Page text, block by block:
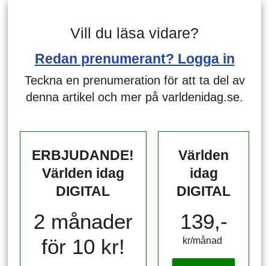
Vill du läsa vidare?
Redan prenumerant? Logga in
Teckna en prenumeration för att ta del av
denna artikel och mer på varldenidag.se.
ERBJUDANDE!
Världen idag
DIGITAL
2 månader
för 10 kr!
Världen
idag
DIGITAL
139,-
kr/månad ​​​​​​